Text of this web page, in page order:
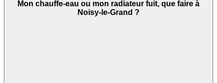
Mon chauffe-eau ou mon radiateur fuit, que faire à
Noisy-le-Grand ?